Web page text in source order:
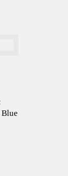
Blue